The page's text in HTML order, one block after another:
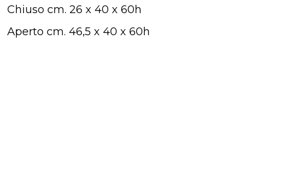
Chiuso cm. 26 x 40 x 60h
Aperto cm. 46,5 x 40 x 60h